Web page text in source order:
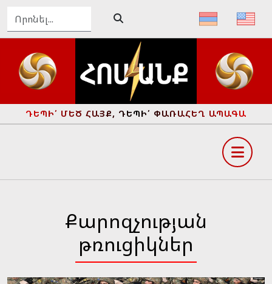
ԴԵՊԻ՛ ՄԵԾ ՀԱՅՔ, ԴԵՊԻ՛ ՓԱՌԱՀԵՂ ԱՊԱԳԱ
Քարոզչության
թռուցիկներ